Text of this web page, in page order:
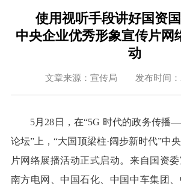
使用视听手段讲好国资
中央企业优秀形象宣传片网
动
文章来源：宣传局 发布时间：
5月28日，在“5G 时代的政务传
论坛”上，“大国顶梁柱·阔步新时代”中
片网络展播活动正式启动。来自国资委
南方电网、中国石化、中国中车集团